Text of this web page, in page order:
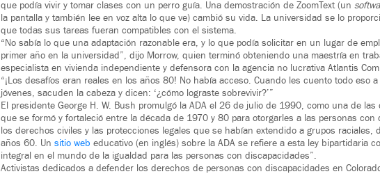
que podía vivir y tomar clases con un perro guía. Una demostración de ZoomText (un
la pantalla y también lee en voz alta lo que ve) cambió su vida. La universidad se lo
que todas sus tareas fueran compatibles con el sistema.
“No sabía lo que una adaptación razonable era, y lo que podía solicitar en un lugar de
primer año en la universidad”, dijo Morrow, quien terminó obteniendo una maestría en
especialista en vivienda independiente y defensora con la agencia no lucrativa Atlantis
“¡Los desafíos eran reales en los años 80! No había acceso. Cuando les cuento todo eso
jóvenes, sacuden la cabeza y dicen: ‘¿cómo lograste sobrevivir?’”
El presidente George H. W. Bush promulgó la ADA el 26 de julio de 1990, como una de
que se formó y fortaleció entre la década de 1970 y 80 para otorgarles a las personas
los derechos civiles y las protecciones legales que se habían extendido a grupos raciales,
años 60. Un sitio web educativo (en inglés) sobre la ADA se refiere a esta ley bipartidaria
integral en el mundo de la igualdad para las personas con discapacidades”.
Activistas dedicados a defender los derechos de personas con discapacidades en